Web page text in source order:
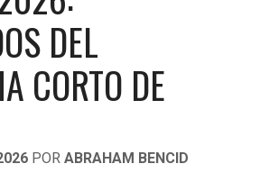
DEL
CORTO DE
POR ABRAHAM BENCID